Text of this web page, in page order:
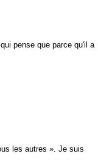
pense que parce qu'il a
les autres ». Je suis